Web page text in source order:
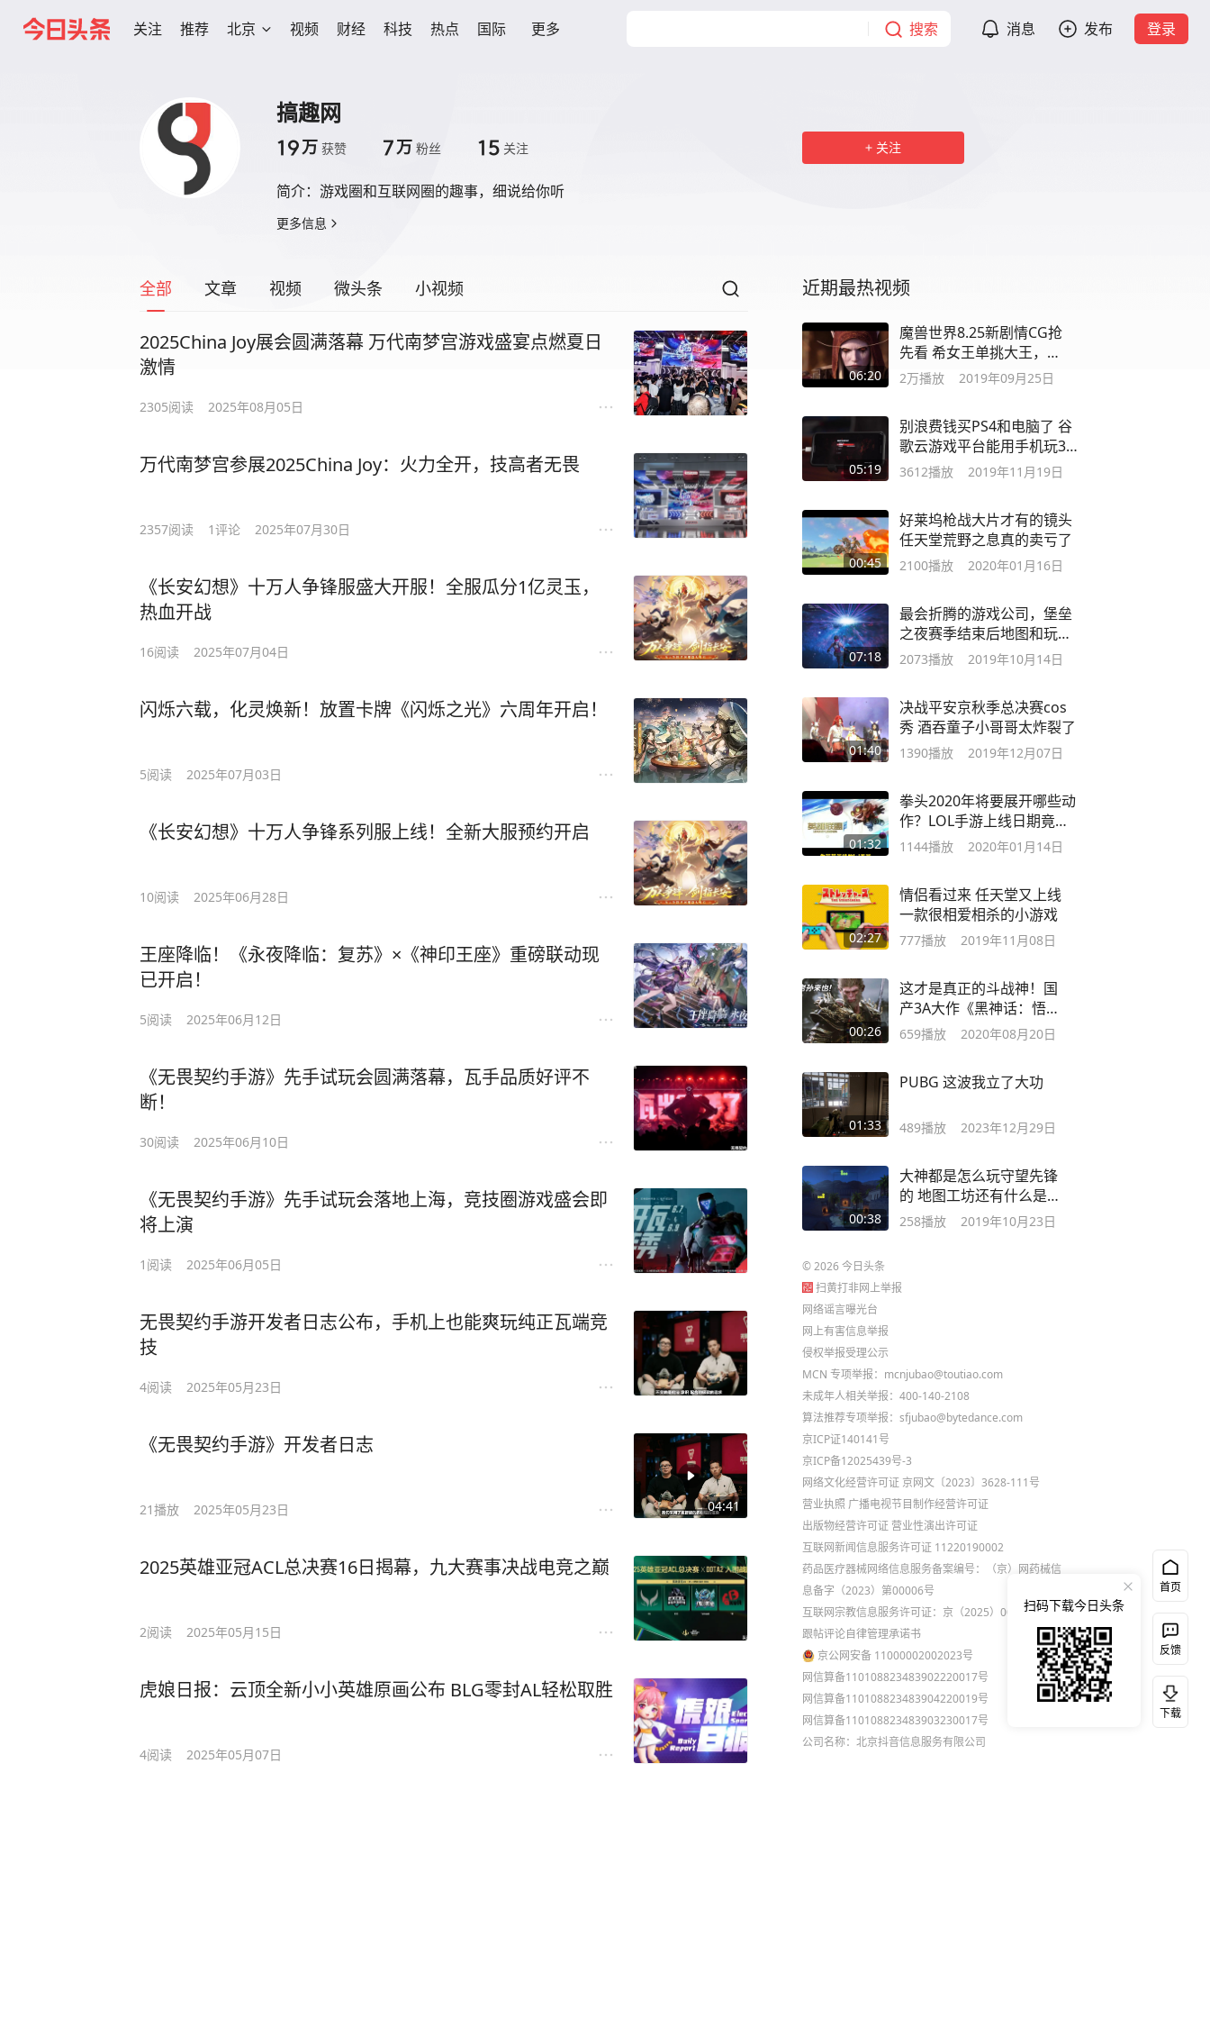
关注 推荐 北京 视频 财经 科技 热点 国际 更多 搜索 消息 发布 登录
搞趣网
19万 获赞 7万 粉丝 15 关注
简介： 游戏圈和互联网圈的趣事，细说给你听
更多信息
关注
全部 文章 视频 微头条 小视频
2025China Joy展会圆满落幕 万代南梦宫游戏盛宴点燃夏日
激情
2305阅读 2025年08月05日
万代南梦宫参展2025China Joy：火力全开，技高者无畏
2357阅读 1评论 2025年07月30日
《长安幻想》十万人争锋服盛大开服！全服瓜分1亿灵玉，
热血开战
16阅读 2025年07月04日
闪烁六载，化灵焕新！放置卡牌《闪烁之光》六周年开启！
5阅读 2025年07月03日
《长安幻想》十万人争锋系列服上线！全新大服预约开启
10阅读 2025年06月28日
王座降临！《永夜降临：复苏》×《神印王座》重磅联动现
已开启！
5阅读 2025年06月12日
《无畏契约手游》先手试玩会圆满落幕，瓦手品质好评不
断！
30阅读 2025年06月10日
《无畏契约手游》先手试玩会落地上海，竞技圈游戏盛会即
将上演
1 阅读 2025年06月05日
无畏契约手游开发者日志公布，手机上也能爽玩纯正瓦端竞
技
4阅读 2025年05月23日
04:41
《无畏契约手游》开发者日志
21播放 2025年05月23日
2025英雄亚冠ACL总决赛16日揭幕，九大赛事决战电竞之巅
2阅读 2025年05月15日
虎娘日报：云顶全新小小英雄原画公布 BLG零封AL轻松取胜
4阅读 2025年05月07日
近期最热视频
06:20
魔兽世界8.25新剧情CG抢
先看 希女王单挑大王，嘲
讽部落都是废物
2万播放 2019年09月25日
05:19
别浪费钱买PS4和电脑了 谷
歌云游戏平台能用手机玩3A
大作了
3612播放 2019年11月19日
00:45
好莱坞枪战大片才有的镜头
任天堂荒野之息真的卖亏了
2100播放 2020年01月16日
07:18
最会折腾的游戏公司，堡垒
之夜赛季结束后地图和玩家
当场爆炸了!
2073播放 2019年10月14日
01:40
决战平安京秋季总决赛cos
秀 酒吞童子小哥哥太炸裂了
1390播放 2019年12月07日
01:32
拳头2020年将要展开哪些动
作？LOL手游上线日期竟然
要等这么久？
1144播放 2020年01月14日
02:27
情侣看过来 任天堂又上线
一款很相爱相杀的小游戏
777播放 2019年11月08日
00:26
这才是真正的斗战神！国
产3A大作《黑神话：悟
空》超燃结尾！
659播放 2020年08月20日
01:33
PUBG 这波我立了大功
489播放 2023年12月29日
00:38
大神都是怎么玩守望先锋
的 地图工坊还有什么是不
能玩的吗？
258播放 2019年10月23日
©2026今日头条
扫黄打非网上举报
网络谣言曝光台
网上有害信息举报
侵权举报受理公示
MCN 专项举报：mcnjubao@toutiao.com
未成年人相关举报：400-140-2108
算法推荐专项举报：sfjubao@bytedance.com
京ICP证140141号
京ICP备12025439号-3
网络文化经营许可证 京网文〔2023〕3628-111号
营业执照 广播电视节目制作经营许可证
出版物经营许可证 营业性演出许可证
互联网新闻信息服务许可证 11220190002
药品医疗器械网络信息服务备案编号：（京）网药械信
息备字（2023）第00006号
互联网宗教信息服务许可证：京（2025）0000021
跟帖评论自律管理承诺书
京公网安备 11000002002023号
网信算备110108823483902220017号
网信算备110108823483904220019号
网信算备110108823483903230017号
公司名称：北京抖音信息服务有限公司
首页
反馈
下载
扫码下载今日头条